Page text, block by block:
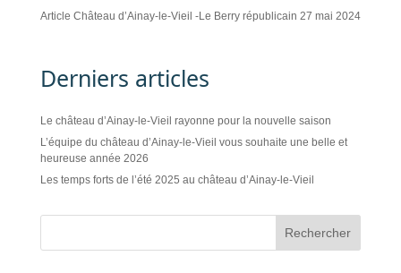
Article Château d’Ainay-le-Vieil -Le Berry républicain 27 mai 2024
Derniers articles
Le château d’Ainay-le-Vieil rayonne pour la nouvelle saison
L’équipe du château d’Ainay-le-Vieil vous souhaite une belle et
heureuse année 2026
Les temps forts de l’été 2025 au château d’Ainay-le-Vieil